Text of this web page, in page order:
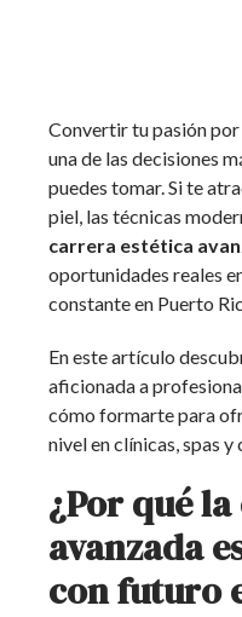
Convertir tu pasión por
una de las decisiones
puedes tomar. Si te
piel, las técnicas
carrera estética
oportunidades reales
constante en Puerto
En este artículo
aficionada a
cómo formarte para
nivel en clínicas, spas y
¿Por qué
avanzada
con futuro